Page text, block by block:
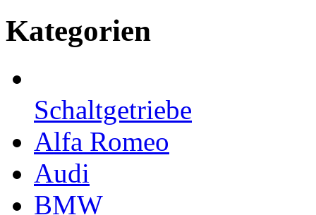
Kategorien
Schaltgetriebe
Alfa Romeo
Audi
BMW